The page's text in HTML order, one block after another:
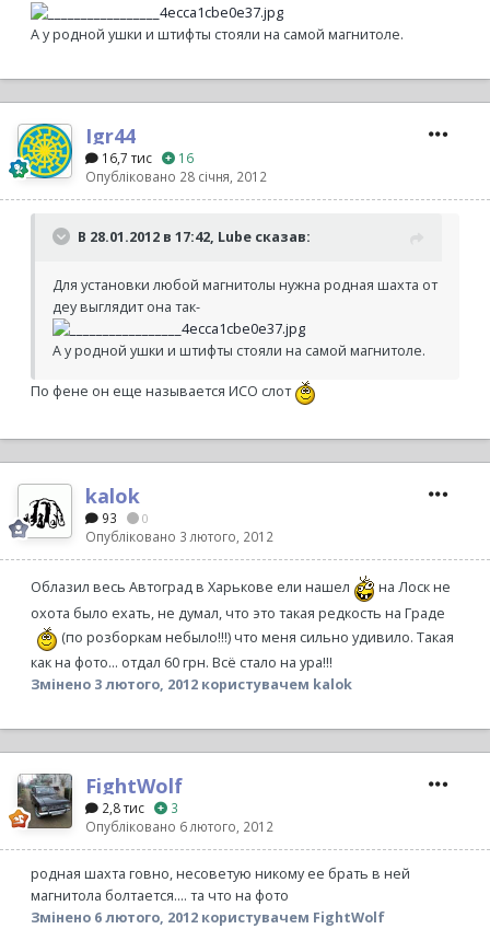
А у родной ушки и штифты стояли на самой магнитоле.
Igr44
16,7 тис
16
Опубліковано 28 січня, 2012
В 28.01.2012 в 17:42, Lube сказав:
Для установки любой магнитолы нужна родная шахта от
деу выглядит она так-
А у родной ушки и штифты стояли на самой магнитоле.
По фене он еще называется ИСО слот
kalok
93 0
Опубліковано 3 лютого, 2012
Облазил весь Автоград в Харькове ели нашел
на Лоск не
охота было ехать, не думал, что это такая редкость на Граде
(по розборкам небыло!!!) что меня сильно удивило. Такая
как на фото... отдал 60 грн. Всё стало на ура!!!
Змінено 3 лютого, 2012 користувачем kalok
FightWolf
2,8 тис
3
Опубліковано 6 лютого, 2012
родная шахта говно, несоветую никому ее брать в ней
магнитола болтается.... та что на фото
Змінено 6 лютого, 2012 користувачем FightWolf